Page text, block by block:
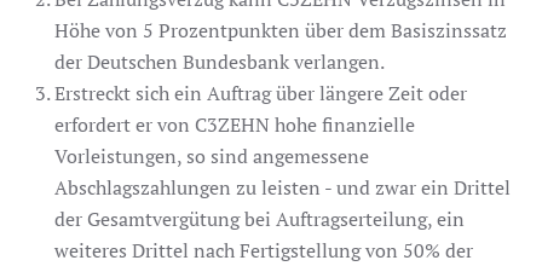
Höhe von 5 Prozentpunkten über dem Basiszinssatz
der Deutschen Bundesbank verlangen.
Erstreckt sich ein Auftrag über längere Zeit oder
erfordert er von C3ZEHN hohe finanzielle
Vorleistungen, so sind angemessene
Abschlagszahlungen zu leisten - und zwar ein Drittel
der Gesamtvergütung bei Auftragserteilung, ein
weiteres Drittel nach Fertigstellung von 50% der